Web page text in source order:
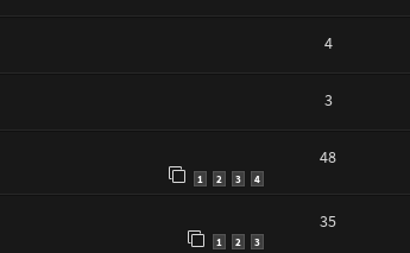
4
3
1 2 3 4
48
1 2 3
35